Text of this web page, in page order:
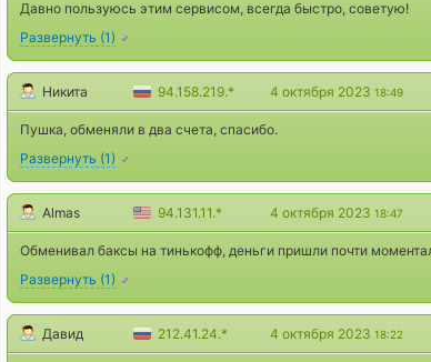
Давно пользуюсь этим сервисом, всегда быстро, советую!
Развернуть (1)
Никита 94.158.219.* 4 октября 2023 18:49
Пушка, обменяли в два счета, спасибо.
Развернуть (1)
Almas 94.131.11.* 4 октября 2023 18:47
Обменивал баксы на тинькофф, деньги пришли почти
Развернуть (1)
Давид 212.41.24.* 4 октября 2023 18:22